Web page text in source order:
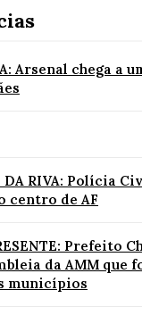
Arsenal chega a
DA RIVA: Polícia
centro de AF
Prefeito
da AMM que
municípios